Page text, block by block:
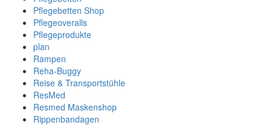
Pflegebetten Shop
Pflegeoveralls
Pflegeprodukte
plan
Rampen
Reha-Buggy
Reise & Transportstühle
ResMed
Resmed Maskenshop
Rippenbandagen